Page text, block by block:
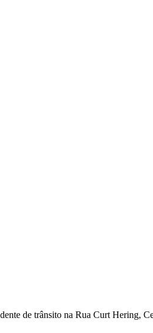
de trânsito na Rua Curt Hering,